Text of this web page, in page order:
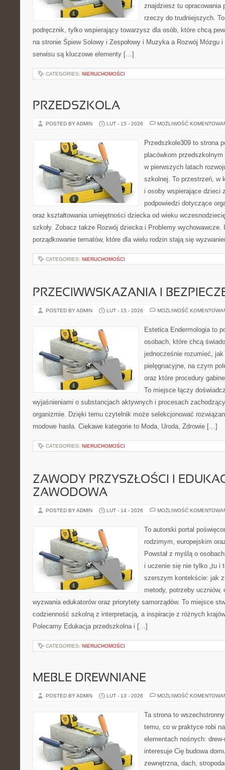
znajdziesz tu opracowania
rzeczy do trudniejszych.
podręcznik, tylko wspierający towarzysz dla osób, które chcą
na stronie Śpiew Solowy i Zespołowy i Muzyka a Rozwój Mózgu
serwisu są kluczowe elementy […]
CATEGORIES: NIERUCHOMOŚCI
PRZEDSZKOLA
POSTED BY ADMIN LUT - 15 - 2026 MOŻLIWOŚĆ
Przedszkole309 to strona
placówkom
w pierwszych latach
szkolnej. To przestrzeń, w
i osoby wspierające dzieci
podpowiedzi dotyczące
oraz kształtowania umiejętności dziecka od wieku
szkoły. Zobacz także Rozwój dziecka i Problemy wychowawcze.
porządkowanie tematów, które dla wielu rodzin stają się
CATEGORIES: NIERUCHOMOŚCI
PRZECIWWSKAZANIA I
POSTED BY ADMIN LUT - 15 - 2026 MOŻLIWOŚĆ
Estetica Endermologia to
osobach, które chcą
jednocześnie rozumieć, jak
pielęgnacyjne, na czym
oraz które procedury
To miejsce łączy
wyjaśnieniami o substancjach aktywnych i procesach
organizmie. Dzięki temu czytelnik może selekcjonować
modowe hasła. Ciekawe kategorie to Moda, Uroda, Zdrowie […]
CATEGORIES: NIERUCHOMOŚCI
ZAWODY PRZYSZŁOŚCI I
ZAWODOWA
POSTED BY ADMIN LUT - 14 - 2026 MOŻLIWOŚĆ
To autorski portal
rodzimym, europejskim
Powstał z myślą o
i uczenie się nie tylko „tu i
szerszym kontekście: jak
metody, potrzeby uczniów,
wyzwania edukatorów oraz priorytety samorządów. To miejsce
codzienność szkolną z interpretacją, a inspiracje z różnych krajów
Polecamy Edukacja przedszkolna i […]
CATEGORIES: NIERUCHOMOŚCI
MEBLE DREWNIANE
POSTED BY ADMIN LUT - 13 - 2026 MOŻLIWOŚĆ
Ta strona to
temu, co w praktyce robi
elementach nośnych:
interesuje Cię budowa
zewnętrzna, dach,